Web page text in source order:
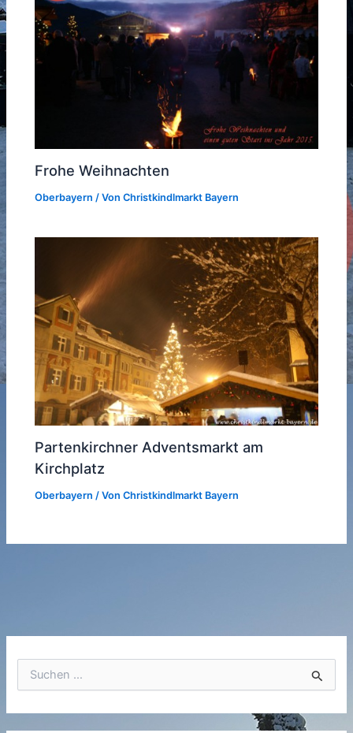
h
e
Frohe Weihnachten
Oberbayern / VonChristkindlmarkt Bayern
Partenkirchner Adventsmarkt am
Kirchplatz
Oberbayern / VonChristkindlmarkt Bayern